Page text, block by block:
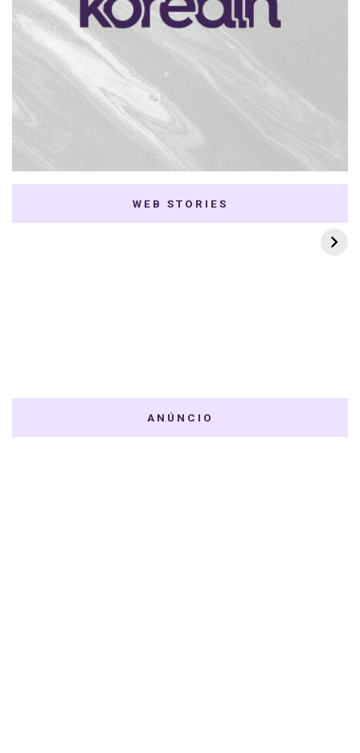
WEB STORIES
7 K-dramas Enemies
to Lovers
Thai Dramas com
First e Khaotung
ANÚNCIO